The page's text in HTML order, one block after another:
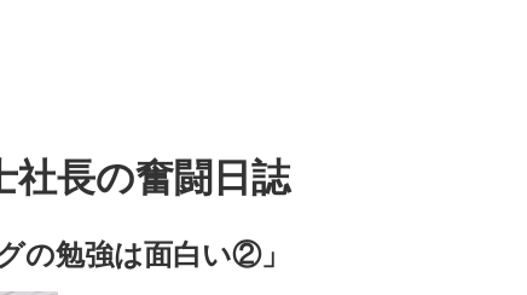
社長の奮闘日誌
の勉強は面白い②」